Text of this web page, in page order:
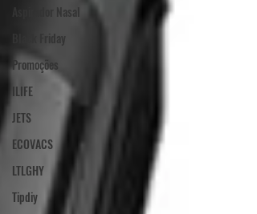
Aspirador Nasal
Black Friday
Promoções
ILIFE
JETS
ECOVACS
LTLGHY
Tipdiy